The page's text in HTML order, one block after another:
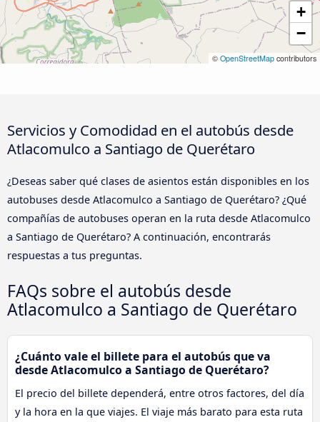
+
−
© OpenStreetMap contributors
Servicios y Comodidad en el autobús desde
Atlacomulco a Santiago de Querétaro
¿Deseas saber qué clases de asientos están disponibles en los
autobuses desde Atlacomulco a Santiago de Querétaro? ¿Qué
compañías de autobuses operan en la ruta desde Atlacomulco
a Santiago de Querétaro? A continuación, encontrarás
respuestas a tus preguntas.
FAQs sobre el autobús desde
Atlacomulco a Santiago de Querétaro
¿Cuánto vale el billete para el autobús que va
desde Atlacomulco a Santiago de Querétaro?
El precio del billete dependerá, entre otros factores, del día
y la hora en la que viajes. El viaje más barato para esta ruta